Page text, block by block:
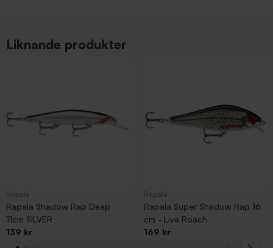
Liknande produkter
Rapala Shadow Rap Deep
11cm SILVER
139 kr
Rapala Super Shadow Rap 16
cm - Live Roach
169 kr